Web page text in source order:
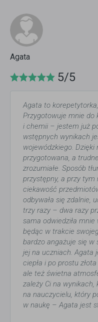
Agata
5/5
Agata to
Przygotowuje mnie do
i chemii – jestem już
wstępnych wynikach
wojewódzkiego. Dzięki
przygotowana, a
zrozumiałe. Sposób
przystępny, a przy
ciekawość
odbywała się zdalnie,
trzy razy – dwa razy
sama odwiedziła
będąc w trakcie
bardzo angażuje się w
jej na uczniach. Agata
ciepła i po prostu
ale też świetna
zależy Ci na
na nauczycielu, który
w naukę – Agata jest